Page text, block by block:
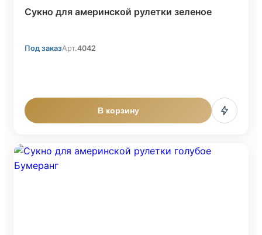
Сукно для америнской рулетки зеленое
Под заказАрт.4042
В корзину